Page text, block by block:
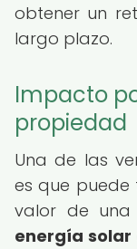
obtener un
largo plazo.
Impacto
propiedad
Una de las
es que puede
valor de una
energía solar